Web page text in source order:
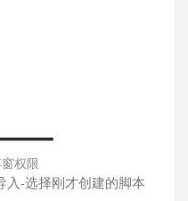
权限
入-选择刚才创建的脚本